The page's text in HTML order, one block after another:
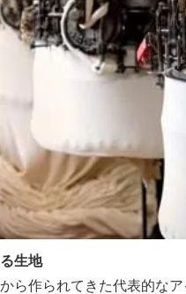
生地
ら作られてきた代表的な